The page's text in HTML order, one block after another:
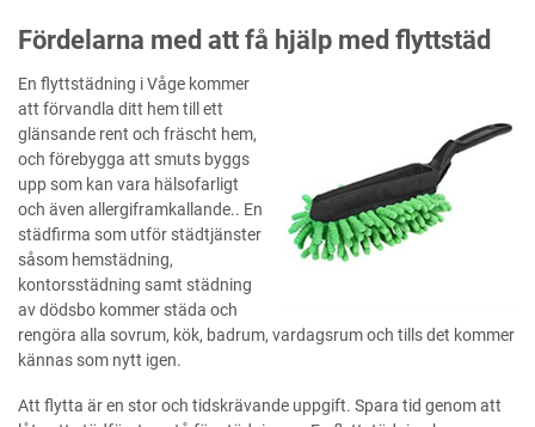
Fördelarna med att få hjälp med flyttstäd
En flyttstädning i Våge kommer
att förvandla ditt hem till ett
glänsande rent och fräscht hem,
och förebygga att smuts byggs
upp som kan vara hälsofarligt
och även allergiframkallande.. En
städfirma som utför städtjänster
såsom hemstädning,
kontorsstädning samt städning
av dödsbo kommer städa och
rengöra alla sovrum, kök, badrum, vardagsrum och tills det kommer
kännas som nytt igen.
Att flytta är en stor och tidskrävande uppgift. Spara tid genom att